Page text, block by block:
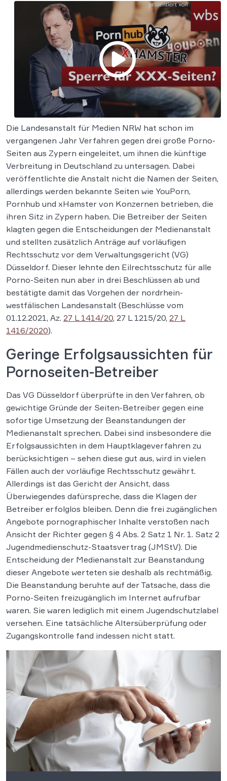
Die Landesanstalt für Medien NRW hat schon im
vergangenen Jahr Verfahren gegen drei große Porno-
Seiten aus Zypern eingeleitet, um ihnen die künftige
Verbreitung in Deutschland zu untersagen. Dabei
veröffentlichte die Anstalt nicht die Namen der Seiten,
allerdings werden bekannte Seiten wie YouPorn,
Pornhub und xHamster von Konzernen betrieben, die
ihren Sitz in Zypern haben. Die Betreiber der Seiten
klagten gegen die Entscheidungen der Medienanstalt
und stellten zusätzlich Anträge auf vorläufigen
Rechtsschutz vor dem Verwaltungsgericht (VG)
Düsseldorf. Dieser lehnte den Eilrechtsschutz für alle
Porno-Seiten nun aber in drei Beschlüssen ab und
bestätigte damit das Vorgehen der nordrhein-
westfälischen Landesanstalt (Beschlüsse vom
01.12.2021, Az. 27 L 1414/20, 27 L 1215/20, 27 L
1416/2020).
Geringe Erfolgsaussichten für
Pornoseiten-Betreiber
Das VG Düsseldorf überprüfte in den Verfahren, ob
gewichtige Gründe der Seiten-Betreiber gegen eine
sofortige Umsetzung der Beanstandungen der
Medienanstalt sprechen. Dabei sind insbesondere die
Erfolgsaussichten in dem Hauptklageverfahren zu
berücksichtigen – sehen diese gut aus, wird in vielen
Fällen auch der vorläufige Rechtsschutz gewährt.
Allerdings ist das Gericht der Ansicht, dass
Überwiegendes dafürspreche, dass die Klagen der
Betreiber erfolglos bleiben. Denn die frei zugänglichen
Angebote pornographischer Inhalte verstoßen nach
Ansicht der Richter gegen § 4 Abs. 2 Satz 1 Nr. 1. Satz 2
Jugendmedienschutz-Staatsvertrag (JMStV). Die
Entscheidung der Medienanstalt zur Beanstandung
dieser Angebote werteten sie deshalb als rechtmäßig.
Die Beanstandung beruhte auf der Tatsache, dass die
Porno-Seiten freizugänglich im Internet aufrufbar
waren. Sie waren lediglich mit einem Jugendschutzlabel
versehen. Eine tatsächliche Altersüberprüfung oder
Zugangskontrolle fand indessen nicht statt.